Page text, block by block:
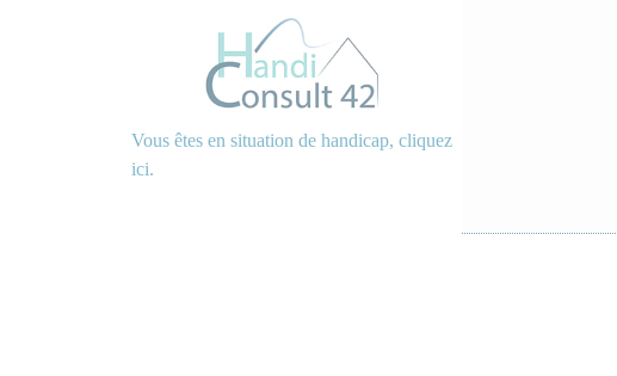
Vous êtes en situation de handicap, cliquez
ici.